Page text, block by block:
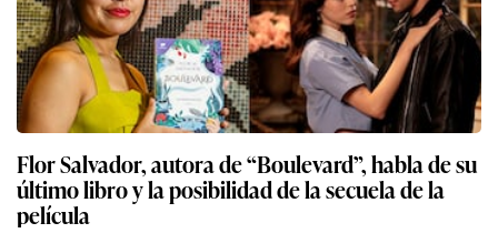
Flor Salvador, autora de “Boulevard”, habla de su
último libro y la posibilidad de la secuela de la
película